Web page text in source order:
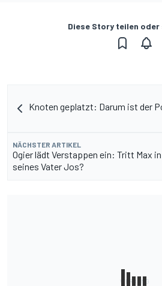
Diese Story teilen oder
Knoten geplatzt: Darum ist der
NÄCHSTER ARTIKEL
Ogier lädt Verstappen ein: Tritt Max
seines Vater Jos?